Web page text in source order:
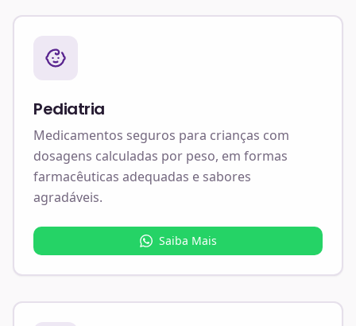
Pediatria
Medicamentos seguros para crianças com
dosagens calculadas por peso, em formas
farmacêuticas adequadas e sabores
agradáveis.
Saiba Mais